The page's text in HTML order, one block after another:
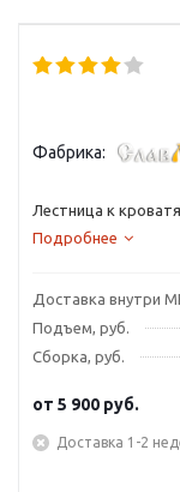
Фабрика:
Лестница к
Подробнее
Доставка внутри
Подъем, руб.
Сборка, руб.
от 5 900 руб.
Доставка 1-2